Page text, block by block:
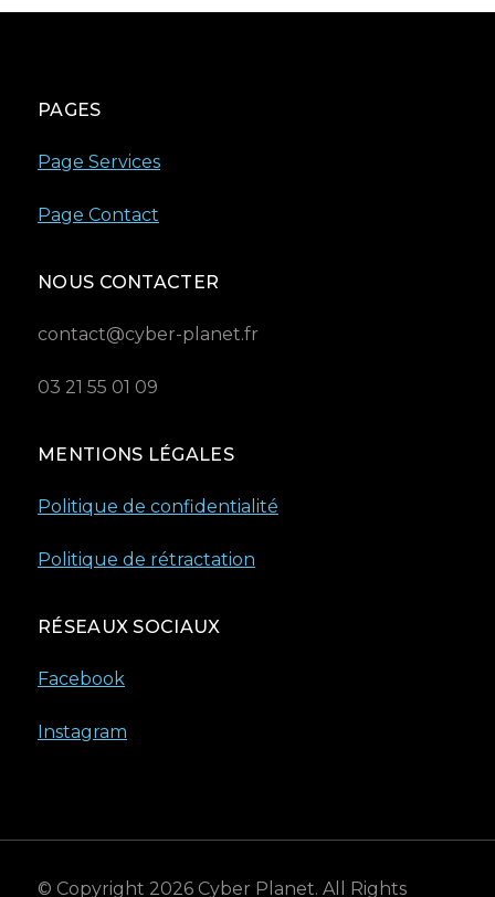
PAGES
Page Services
Page Contact
NOUS CONTACTER
contact@cyber-planet.fr
03 21 55 01 09
MENTIONS LÉGALES
Politique de confidentialité
Politique de rétractation
RÉSEAUX SOCIAUX
Facebook
Instagram
© Copyright 2026 Cyber Planet. All Rights